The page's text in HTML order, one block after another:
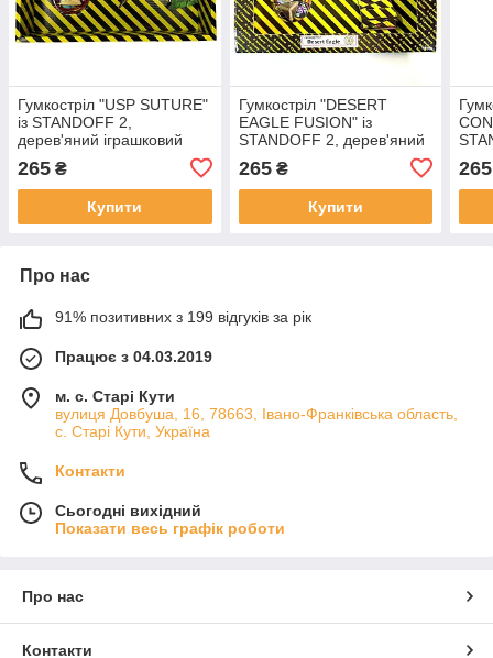
Гумкостріл "USP SUTURE"
із STANDOFF 2,
дерев'яний іграшковий
265 ₴
Купити
Гумкостріл "DESERT
EAGLE FUSION" із
STANDOFF 2, дерев'яний
265₴
Купити
265
Про нас
91% позитивних з 199 відгуків за рік
Працює з 04.03.2019
м. с. Старі Кути
вулиця Довбуша, 16, 78663, Івано-Франківська область,
с. Старі Кути, Україна
Контакти
Сьогодні вихідний
Показати весь графік роботи
Про нас
Контакти